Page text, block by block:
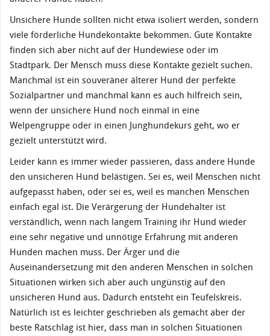
Unsichere Hunde sollten nicht etwa isoliert werden, sondern
viele förderliche Hundekontakte bekommen. Gute Kontakte
finden sich aber nicht auf der Hundewiese oder im
Stadtpark. Der Mensch muss diese Kontakte gezielt suchen.
Manchmal ist ein souveräner älterer Hund der perfekte
Sozialpartner und manchmal kann es auch hilfreich sein,
wenn der unsichere Hund noch einmal in eine
Welpengruppe oder in einen Junghundekurs geht, wo er
gezielt unterstützt wird.
Leider kann es immer wieder passieren, dass andere Hunde
den unsicheren Hund belästigen. Sei es, weil Menschen nicht
aufgepasst haben, oder sei es, weil es manchen Menschen
einfach egal ist. Die Verärgerung der Hundehalter ist
verständlich, wenn nach langem Training ihr Hund wieder
eine sehr negative und unnötige Erfahrung mit anderen
Hunden machen muss. Der Ärger und die
Auseinandersetzung mit den anderen Menschen in solchen
Situationen wirken sich aber auch ungünstig auf den
unsicheren Hund aus. Dadurch entsteht ein Teufelskreis.
Natürlich ist es leichter geschrieben als gemacht aber der
beste Ratschlag ist hier, dass man in solchen Situationen